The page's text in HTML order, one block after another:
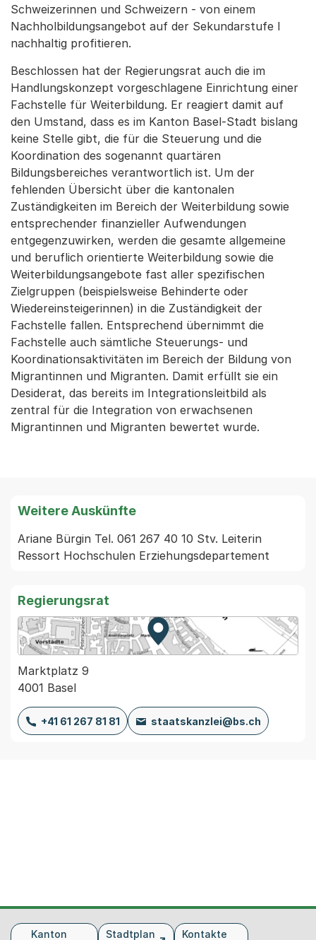
Schweizerinnen und Schweizern - von einem
Nachholbildungsangebot auf der Sekundarstufe I
nachhaltig profitieren.
Beschlossen hat der Regierungsrat auch die im
Handlungskonzept vorgeschlagene Einrichtung einer
Fachstelle für Weiterbildung. Er reagiert damit auf
den Umstand, dass es im Kanton Basel-Stadt bislang
keine Stelle gibt, die für die Steuerung und die
Koordination des sogenannt quartären
Bildungsbereiches verantwortlich ist. Um der
fehlenden Übersicht über die kantonalen
Zuständigkeiten im Bereich der Weiterbildung sowie
entsprechender finanzieller Aufwendungen
entgegenzuwirken, werden die gesamte allgemeine
und beruflich orientierte Weiterbildung sowie die
Weiterbildungsangebote fast aller spezifischen
Zielgruppen (beispielsweise Behinderte oder
Wiedereinsteigerinnen) in die Zuständigkeit der
Fachstelle fallen. Entsprechend übernimmt die
Fachstelle auch sämtliche Steuerungs- und
Koordinationsaktivitäten im Bereich der Bildung von
Migrantinnen und Migranten. Damit erfüllt sie ein
Desiderat, das bereits im Integrationsleitbild als
zentral für die Integration von erwachsenen
Migrantinnen und Migranten bewertet wurde.
Weitere Auskünfte
Ariane Bürgin Tel. 061 267 40 10 Stv. Leiterin
Ressort Hochschulen Erziehungsdepartement
Regierungsrat
Zur Karte von MapBS.
Externer Link, wird in einem
Marktplatz 9
4001 Basel
+41 61 267 81 81 staatskanzlei@bs.ch
FusszeileKanton
Stadtplan
Kontakte